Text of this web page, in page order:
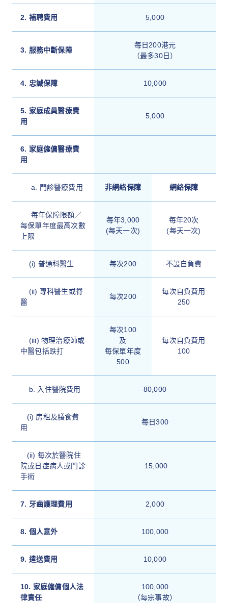
2. 補聘費用 5,000
3. 服務中斷保障
每日200港元
（最多30日）
4. 忠誠保障 10,000
5. 家庭成員醫療費
用
5,000
6. 家庭僱傭醫療費
用
a. 門診醫療費用 非網絡保障 網絡保障
每年保障限額／
每保單年度最高次數
上限
每年3,000
(每天一次)
每年20次
(每天一次)
(i) 普通科醫生 每次200 不設自負費
(ii) 專科醫生或脊
醫
每次200
每次自負費用
250
(iii) 物理治療師或
中醫包括跌打
每次100
及
每保單年度
500
每次自負費用
100
b. 入住醫院費用 80,000
(i) 房租及膳食費
用
每日300
(ii) 每次於醫院住
院或日症病人或門診
手術
15,000
7. 牙齒護理費用 2,000
8. 個人意外 100,000
9. 遣送費用 10,000
10. 家庭僱傭個人法
律責任
100,000
（每宗事故）